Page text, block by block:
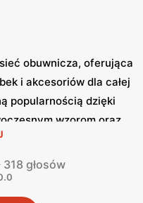
obuwnicza, oferująca
i akcesoriów dla całej
popularnością dzięki
wzorom oraz
cenią sobie również
zakupy w wyjątkowo
których prezentowane są
głosów